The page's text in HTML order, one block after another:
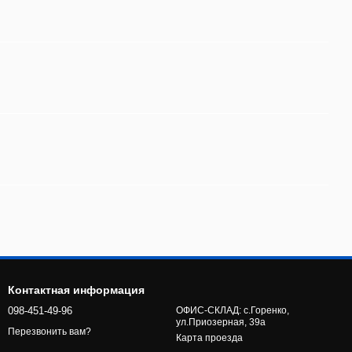
Контактная информация
098-451-49-96
Перезвонить вам?
ОФИС-СКЛАД: с.Горенко,
ул.Приозерная, 39а
Карта проезда